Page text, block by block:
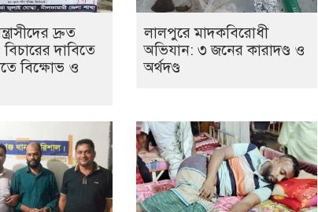
দ্রুত
দাবিতে
বিক্ষোভ ও
লালপুরে মাদকবিরোধী
অভিযান: ৩ জনের কারাদণ্ড ও
অর্থদণ্ড